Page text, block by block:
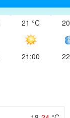
21 °C
21:00